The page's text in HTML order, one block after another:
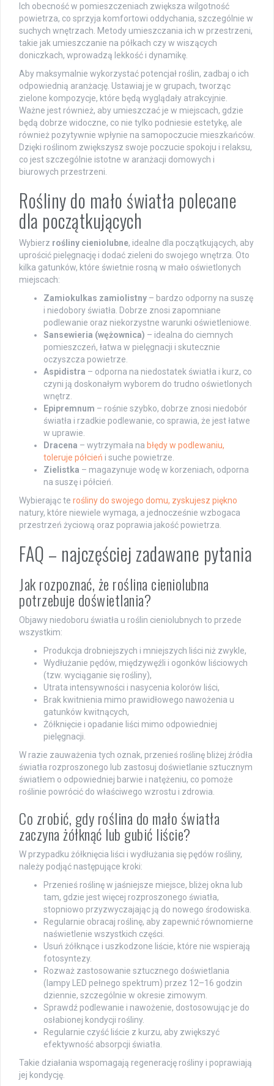
Ich obecność w pomieszczeniach zwiększa wilgotność
powietrza, co sprzyja komfortowi oddychania, szczególnie w
suchych wnętrzach. Metody umieszczania ich w przestrzeni,
takie jak umieszczanie na półkach czy w wiszących
doniczkach, wprowadzą lekkość i dynamikę.
Aby maksymalnie wykorzystać potencjał roślin, zadbaj o ich
odpowiednią aranżację. Ustawiaj je w grupach, tworząc
zielone kompozycje, które będą wyglądały atrakcyjnie.
Ważne jest również, aby umieszczać je w miejscach, gdzie
będą dobrze widoczne, co nie tylko podniesie estetykę, ale
również pozytywnie wpłynie na samopoczucie mieszkańców.
Dzięki roślinom zwiększysz swoje poczucie spokoju i relaksu,
co jest szczególnie istotne w aranżacji domowych i
biurowych przestrzeni.
Rośliny do mało światła polecane
dla początkujących
Wybierz rośliny cieniolubne, idealne dla początkujących, aby
uprościć pielęgnację i dodać zieleni do swojego wnętrza. Oto
kilka gatunków, które świetnie rosną w mało oświetlonych
miejscach:
Zamiokulkas zamiolistny – bardzo odporny na suszę
i niedobory światła. Dobrze znosi zapomniane
podlewanie oraz niekorzystne warunki oświetleniowe.
Sansewieria (wężownica) – idealna do ciemnych
pomieszczeń, łatwa w pielęgnacji i skutecznie
oczyszcza powietrze.
Aspidistra – odporna na niedostatek światła i kurz, co
czyni ją doskonałym wyborem do trudno oświetlonych
wnętrz.
Epipremnum – rośnie szybko, dobrze znosi niedobór
światła i rzadkie podlewanie, co sprawia, że jest łatwe
w uprawie.
Dracena – wytrzymała na błędy w podlewaniu,
toleruje półcień i suche powietrze.
Zielistka – magazynuje wodę w korzeniach, odporna
na suszę i półcień.
Wybierając te rośliny do swojego domu, zyskujesz piękno
natury, które niewiele wymaga, a jednocześnie wzbogaca
przestrzeń życiową oraz poprawia jakość powietrza.
FAQ – najczęściej zadawane pytania
Jak rozpoznać, że roślina cieniolubna
potrzebuje doświetlania?
Objawy niedoboru światła u roślin cieniolubnych to przede
wszystkim:
Produkcja drobniejszych i mniejszych liści niż zwykle,
Wydłużanie pędów, międzywęźli i ogonków liściowych
(tzw. wyciąganie się rośliny),
Utrata intensywności i nasycenia kolorów liści,
Brak kwitnienia mimo prawidłowego nawożenia u
gatunków kwitnących,
Żółknięcie i opadanie liści mimo odpowiedniej
pielęgnacji.
W razie zauważenia tych oznak, przenieś roślinę bliżej źródła
światła rozproszonego lub zastosuj doświetlanie sztucznym
światłem o odpowiedniej barwie i natężeniu, co pomoże
roślinie powrócić do właściwego wzrostu i zdrowia.
Co zrobić, gdy roślina do mało światła
zaczyna żółknąć lub gubić liście?
W przypadku żółknięcia liści i wydłużania się pędów rośliny,
należy podjąć następujące kroki:
Przenieś roślinę w jaśniejsze miejsce, bliżej okna lub
tam, gdzie jest więcej rozproszonego światła,
stopniowo przyzwyczajając ją do nowego środowiska.
Regularnie obracaj roślinę, aby zapewnić równomierne
naświetlenie wszystkich części.
Usuń żółknące i uszkodzone liście, które nie wspierają
fotosyntezy.
Rozważ zastosowanie sztucznego doświetlania
(lampy LED pełnego spektrum) przez 12–16 godzin
dziennie, szczególnie w okresie zimowym.
Sprawdź podlewanie i nawożenie, dostosowując je do
osłabionej kondycji rośliny.
Regularnie czyść liście z kurzu, aby zwiększyć
efektywność absorpcji światła.
Takie działania wspomagają regenerację rośliny i poprawiają
jej kondycję.